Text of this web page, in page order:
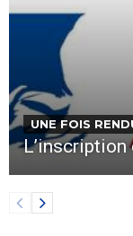
UNE FOIS
L’inscription